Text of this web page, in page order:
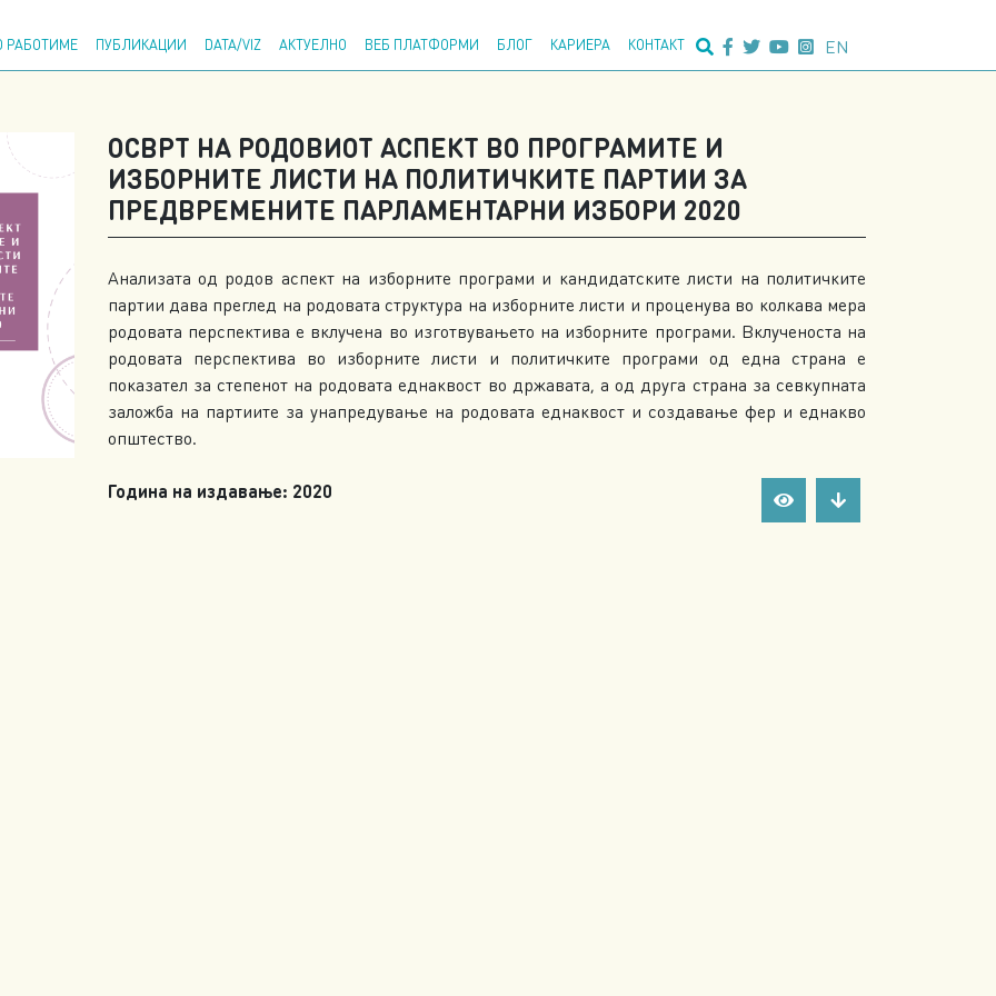
РАБОТИМЕ ПУБЛИКАЦИИ DATA/VIZ АКТУЕЛНО ВЕБ ПЛАТФОРМИ БЛОГ КАРИЕРА КОНТАКТ EN
ОСВРТ НА РОДОВИОТ АСПЕКТ ВО ПРОГРАМИТЕ И
ИЗБОРНИТЕ ЛИСТИ НА ПОЛИТИЧКИТЕ ПАРТИИ ЗА
ПРЕДВРЕМЕНИТЕ ПАРЛАМЕНТАРНИ ИЗБОРИ 2020
Анализата од родов аспект на изборните програми и кандидатските листи на политичките
партии дава преглед на родовата структура на изборните листи и проценува во колкава мера
родовата перспектива е вклучена во изготвувањето на изборните програми. Вклученоста на
родовата перспектива во изборните листи и политичките програми од една страна е
показател за степенот на родовата еднаквост во државата, а од друга страна за севкупната
заложба на партиите за унапредување на родовата еднаквост и создавање фер и еднакво
општество.
Година на издавање: 2020